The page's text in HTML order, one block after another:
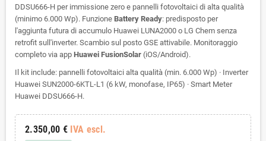
DDSU666-H per immissione zero e pannelli fotovoltaici di alta qualità
(minimo 6.000 Wp). Funzione Battery Ready: predisposto per
l'aggiunta futura di accumulo Huawei LUNA2000 o LG Chem senza
retrofit sull'inverter. Scambio sul posto GSE attivabile. Monitoraggio
completo via app Huawei FusionSolar (iOS/Android).
Il kit include: pannelli fotovoltaici alta qualità (min. 6.000 Wp) · Inverter
Huawei SUN2000-6KTL-L1 (6 kW, monofase, IP65) · Smart Meter
Huawei DDSU666-H.
2.350,00 € IVA escl.